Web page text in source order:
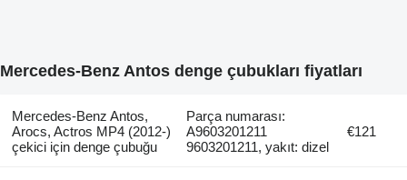
Mercedes-Benz Antos denge çubukları fiyatları
Mercedes-Benz Antos,
Arocs, Actros MP4 (2012-)
çekici için denge çubuğu
Parça numarası:
A9603201211
9603201211, yakıt: dizel
€121